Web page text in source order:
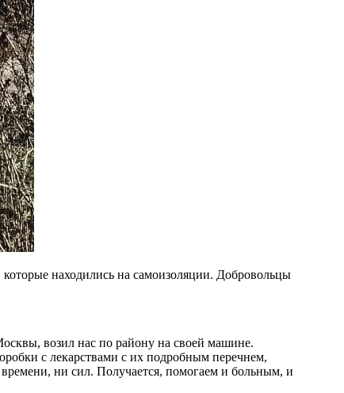
находились на самоизоляции. Добровольцы
возил нас по району на своей машине.
с лекарствами с их подробным перечнем,
ни сил. Получается, помогаем и больным, и